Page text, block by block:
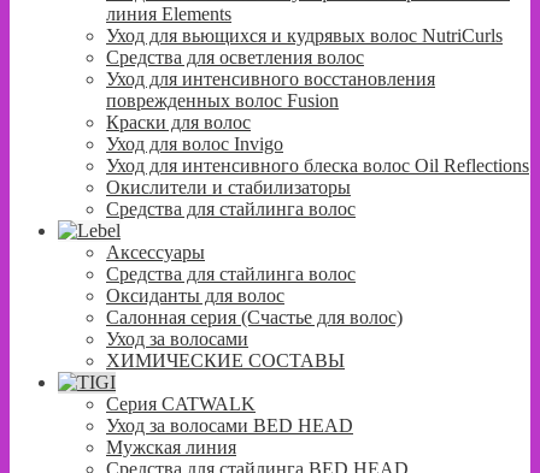
линия Elements
Уход для вьющихся и кудрявых волос NutriCurls
Средства для осветления волос
Уход для интенсивного восстановления
поврежденных волос Fusion
Краски для волос
Уход для волос Invigo
Уход для интенсивного блеска волос Oil Reflections
Окислители и стабилизаторы
Средства для стайлинга волос
Аксессуары
Средства для стайлинга волос
Оксиданты для волос
Салонная серия (Счастье для волос)
Уход за волосами
ХИМИЧЕСКИЕ СОСТАВЫ
Серия CATWALK
Уход за волосами BED HEAD
Мужская линия